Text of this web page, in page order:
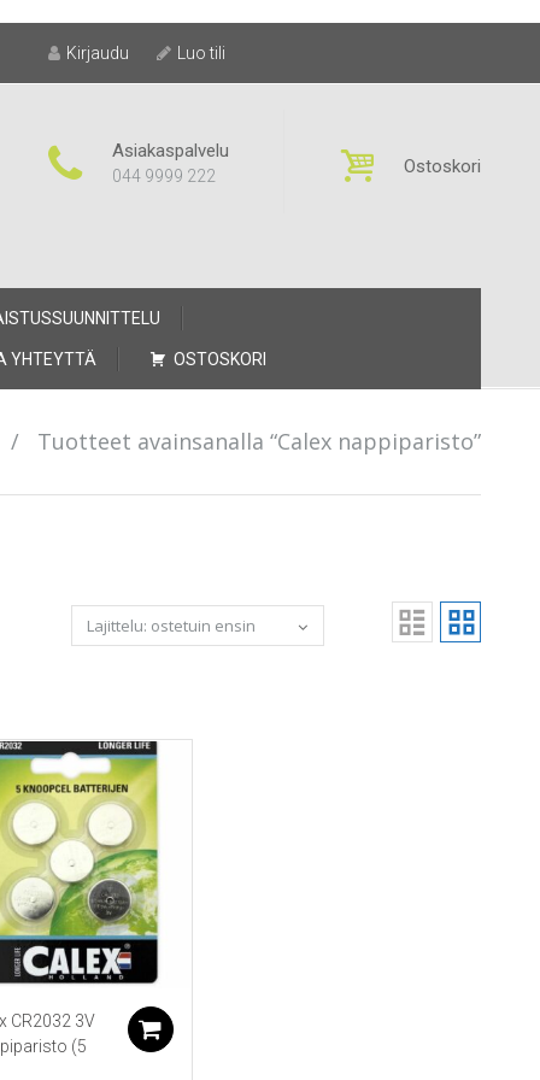
Kirjaudu Luo tili
Asiakaspalvelu
044 9999 222 Ostoskori
YHTEYTTÄ OSTOSKORI
/ Tuotteet avainsanalla “Calex nappiparisto”
CR2032 3V
(5